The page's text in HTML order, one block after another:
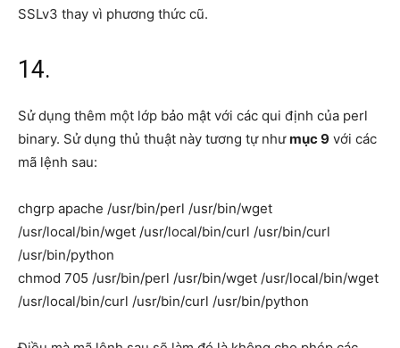
SSLv3 thay vì phương thức cũ.
14.
Sử dụng thêm một lớp bảo mật với các qui định của perl
binary. Sử dụng thủ thuật này tương tự nhưmục 9 với các
mã lệnh sau:
chgrp apache /usr/bin/perl /usr/bin/wget
/usr/local/bin/wget /usr/local/bin/curl /usr/bin/curl
/usr/bin/python
chmod 705 /usr/bin/perl /usr/bin/wget /usr/local/bin/wget
/usr/local/bin/curl /usr/bin/curl /usr/bin/python